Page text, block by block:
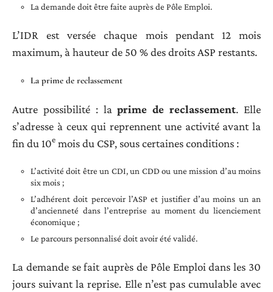
La demande doit être faite auprès de Pôle Emploi.
L’IDR est versée chaque mois pendant 12 mois
maximum, à hauteur de 50 % des droits ASP restants.
La prime de reclassement
Autre possibilité : laprime de reclassement. Elle
s’adresse à ceux qui reprennent une activité avant la
fin du 10e mois du CSP, sous certaines conditions :
L’activité doit être un CDI, un CDD ou une mission d’au moins
six mois ;
L’adhérent doit percevoir l’ASP et justifier d’au moins un an
d’ancienneté dans l’entreprise au moment du licenciement
économique ;
Le parcours personnalisé doit avoir été validé.
La demande se fait auprès de Pôle Emploi dans les 30
jours suivant la reprise. Elle n’est pas cumulable avec